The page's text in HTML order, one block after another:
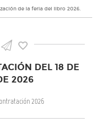
de la feria del libro 2026.
DEL 18 DE
2026
2026